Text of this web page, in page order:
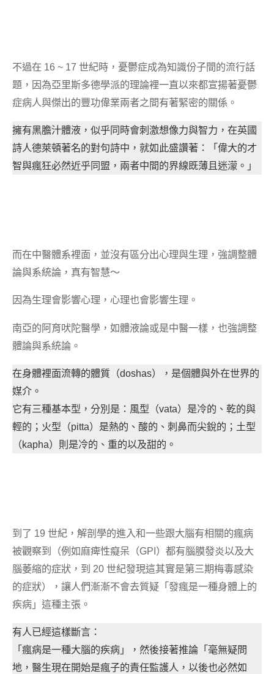
不過在 16 ~ 17 世紀時，憂鬱症成為知識份子間的流行話
題，因為亞里斯多德學派的理論裡一直以來都宣揚著憂鬱
症病人與傑出的豐功偉業兩者之間有著緊密的關係。
擁有黑膽汁體液，似乎同時會刺激想像力與智力，在英國
詩人德萊頓著名的對句詩中，就如此盛讚著：「偉大的才
智與瘋狂必然近乎同盟，兩者中間的界線既薄且迷濛。」
而在中醫體系裡面，並沒有區分出心理與生理，強調整體
論與系統論，真有智慧～
因為生理會影響心理，心理也會影響生理。
南亞的阿育吠陀醫學，如體液論或是中醫一樣，也強調整
體論與系統論。
在身體裡面流轉的體質（doshas），是個體與外在世界的
媒介。
它有三種基本型，分別是：風型（vata）是冷的、乾的與
輕的；火型（pitta）是熱的、酸的、刺鼻而尖銳的；土型
（kapha）則是冷的、重的以及甜的。
到了 19 世紀，解剖學的進入和一些跟大腦有相關的瘋病
被觀察到（例如麻痺性癡呆（GPI）都有腦膜發炎以及大
腦萎縮的症狀，到 20 世紀發現這其實是第三期梅毒感染
的症狀），讓人們漸漸不會去質疑「發瘋是一種身體上的
疾病」這種主張。
有人已經這樣斷言：
「瘋病是一種大腦的疾病」，然後接著推論「毫無疑問
地，醫生現在開始是瘋子的責任監護人，以後也必然如